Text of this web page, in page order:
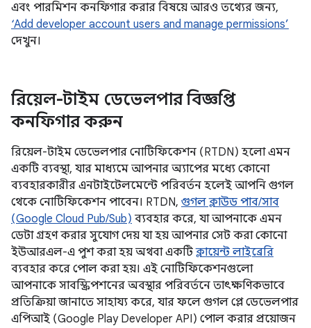
এবং পারমিশন কনফিগার করার বিষয়ে আরও তথ্যের জন্য,
‘Add developer account users and manage permissions’
দেখুন।
রিয়েল-টাইম ডেভেলপার বিজ্ঞপ্তি
কনফিগার করুন
রিয়েল-টাইম ডেভেলপার নোটিফিকেশন (RTDN) হলো এমন
একটি ব্যবস্থা, যার মাধ্যমে আপনার অ্যাপের মধ্যে কোনো
ব্যবহারকারীর এনটাইটেলমেন্টে পরিবর্তন হলেই আপনি গুগল
থেকে নোটিফিকেশন পাবেন। RTDN, গুগল ক্লাউড পাব/সাব
(Google Cloud Pub/Sub) ব্যবহার করে, যা আপনাকে এমন
ডেটা গ্রহণ করার সুযোগ দেয় যা হয় আপনার সেট করা কোনো
ইউআরএল-এ পুশ করা হয় অথবা একটিক্লায়েন্ট লাইব্রেরি
ব্যবহার করে পোল করা হয়। এই নোটিফিকেশনগুলো
আপনাকে সাবস্ক্রিপশনের অবস্থার পরিবর্তনে তাৎক্ষণিকভাবে
প্রতিক্রিয়া জানাতে সাহায্য করে, যার ফলে গুগল প্লে ডেভেলপার
এপিআই (Google Play Developer API) পোল করার প্রয়োজন